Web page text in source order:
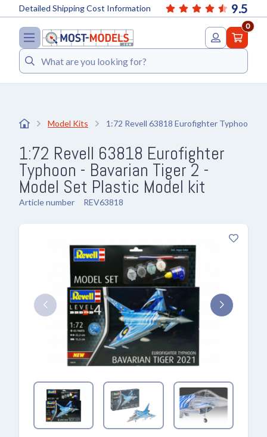
9.5
Detailed Shipping Cost Information
0
Search
Model Kits 1:72 Revell 63818 Eurofighter Typhoon -
1:72 Revell 63818 Eurofighter
Typhoon - Bavarian Tiger 2 -
Model Set Plastic Model kit
Article number REV63818